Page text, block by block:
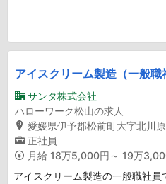
アイスクリーム製造（一般職
サンタ株式会社
ハローワーク松山の求人
愛媛県伊予郡松前町大字北川
正社員
月給 18万5,000円～ 19万
アイスクリーム製造の一般職社